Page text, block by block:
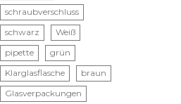
schraubverschluss
schwarz
Weiß
pipette
grün
Klarglasflasche
braun
Glasverpackungen